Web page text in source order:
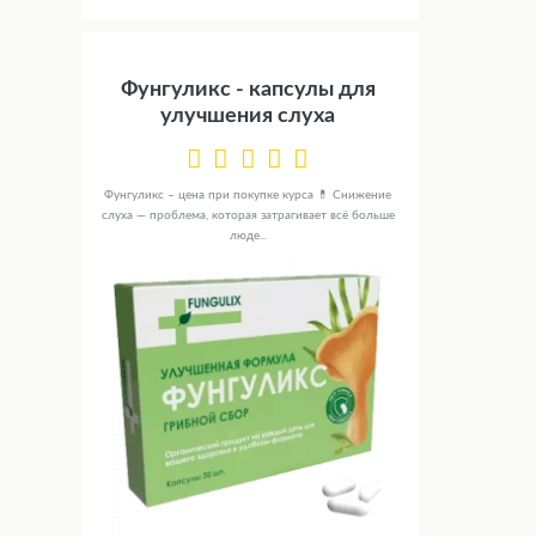
Фунгуликс - капсулы для
улучшения слуха
Фунгуликс – цена при покупке курса 💊 Снижение
слуха — проблема, которая затрагивает всё больше
люде...